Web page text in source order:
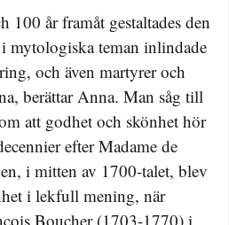
100 år framåt gestaltades den
mytologiska teman inlindade
och även martyrer och
berättar Anna. Man såg till
att godhet och skönhet hör
efter Madame de
i mitten av 1700-talet, blev
i lekfull mening, när
Boucher (1703-1770) i